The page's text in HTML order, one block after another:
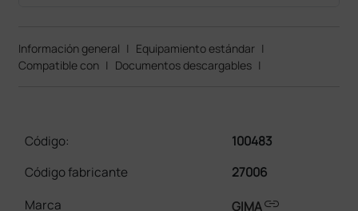
Información general | Equipamiento estándar |
Compatible con | Documentos descargables |
Código:
100483
Código fabricante
27006
Marca
GIMAlink